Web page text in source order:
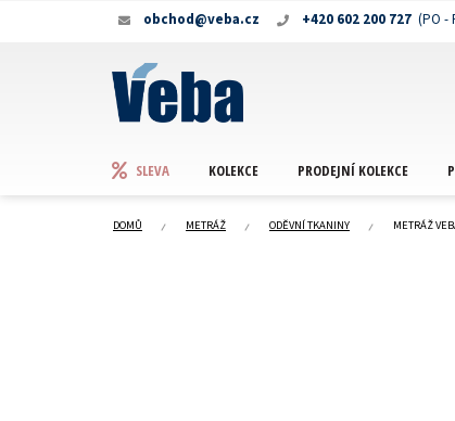
+420 602 200 727
obchod@veba.cz
SLEVA KOLEKCE PRODEJNÍ KOLEKCE
DOMŮ METRÁŽ ODĚVNÍ TKANINY METRÁŽ